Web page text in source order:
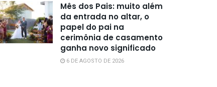
Mês dos Pais: muito além
da entrada no altar, o
papel do pai na
cerimônia de casamento
ganha novo significado
6 DE AGOSTO DE 2026